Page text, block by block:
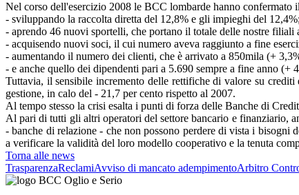
Nel corso dell'esercizio 2008 le BCC lombarde hanno confermato
- sviluppando la raccolta diretta del 12,8% e gli impieghi del 12,4%;
- aprendo 46 nuovi sportelli, che portano il totale delle nostre filiali
- acquisendo nuovi soci, il cui numero aveva raggiunto a fine
- aumentando il numero dei clienti, che è arrivato a 850mila (+
- e anche quello dei dipendenti pari a 5.690 sempre a fine anno (+
Tuttavia, il sensibile incremento delle rettifiche di valore su
gestione, in calo del - 21,7 per cento rispetto al 2007.
Al tempo stesso la crisi esalta i punti di forza delle Banche di
Al pari di tutti gli altri operatori del settore bancario e finanziario,
- banche di relazione - che non possono perdere di vista i bisogni
a verificare la validità del loro modello cooperativo e la tenuta
Torna alle news
TrasparenzaReclamiAvviso di mancato adempimentoArbitro